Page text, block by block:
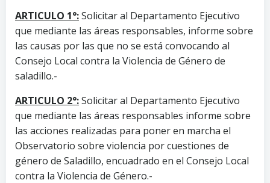
ARTICULO 1°:Solicitar al Departamento Ejecutivo
que mediante las áreas responsables, informe sobre
las causas por las que no se está convocando al
Consejo Local contra la Violencia de Género de
saladillo.-
ARTICULO 2°:Solicitar al Departamento Ejecutivo
que mediante las áreas responsables informe sobre
las acciones realizadas para poner en marcha el
Observatorio sobre violencia por cuestiones de
género de Saladillo, encuadrado en el Consejo Local
contra la Violencia de Género.-